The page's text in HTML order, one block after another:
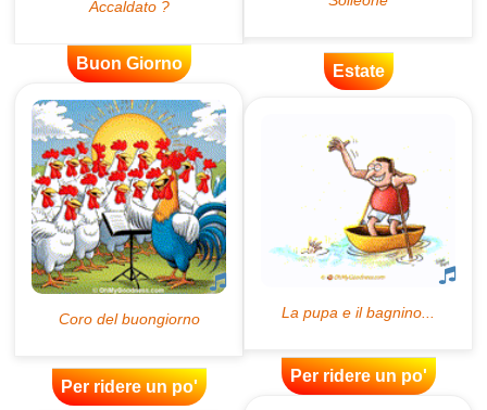
Buon Giorno Estate
Per ridere un po'
Per ridere un po'